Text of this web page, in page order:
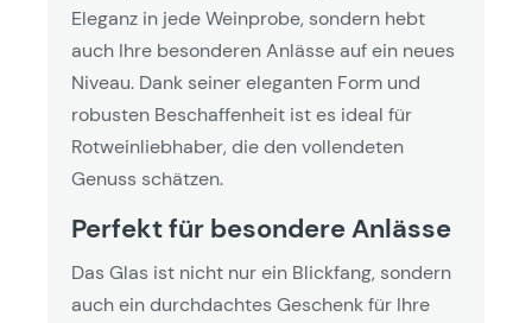
Eleganz in jede Weinprobe, sondern hebt
auch Ihre besonderen Anlässe auf ein neues
Niveau. Dank seiner eleganten Form und
robusten Beschaffenheit ist es ideal für
Rotweinliebhaber, die den vollendeten
Genuss schätzen.
Perfekt für besondere Anlässe
Das Glas ist nicht nur ein Blickfang, sondern
auch ein durchdachtes Geschenk für Ihre